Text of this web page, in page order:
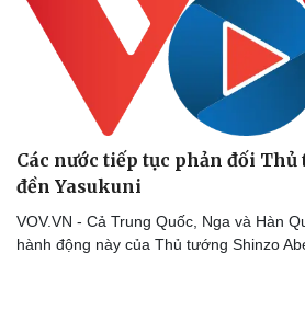
Các nước tiếp tục phản đối
đền Yasukuni
VOV.VN - Cả Trung Quốc, Nga và Hàn
hành động này của Thủ tướng Shinzo